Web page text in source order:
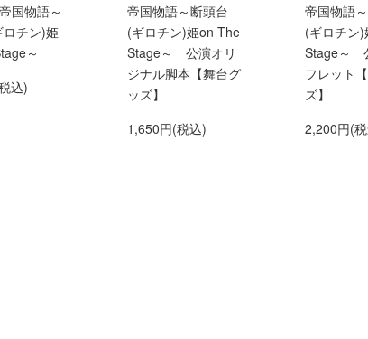
国物語～
チン)姫
～
込)
帝国物語～断頭台
(ギロチン)姫on The
Stage～ 公演オリ
ジナル脚本【舞台グ
ッズ】
1,650円(税込)
帝国物語
(ギロチン
Stage～
フレット
ズ】
2,200円(